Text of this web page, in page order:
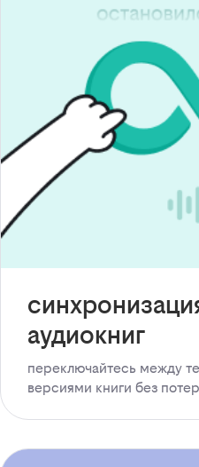
аудиокниг
переключайтесь между
версиями книги без